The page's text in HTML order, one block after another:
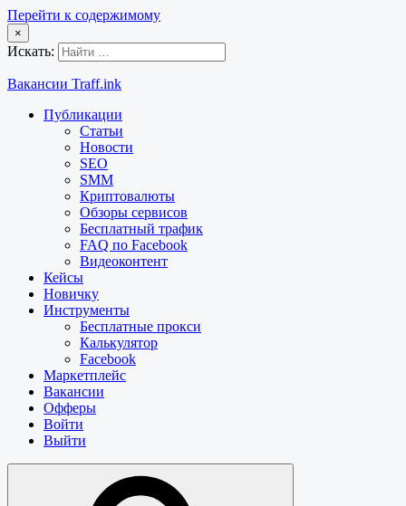
Перейти к содержимому
×
Искать:
Вакансии Traff.ink
Публикации
Статьи
Новости
SEO
SMM
Криптовалюты
Обзоры сервисов
Бесплатный трафик
FAQ по Facebook
Видеоконтент
Кейсы
Новичку
Инструменты
Бесплатные прокси
Калькулятор
Facebook
Маркетплейс
Вакансии
Офферы
Войти
Выйти